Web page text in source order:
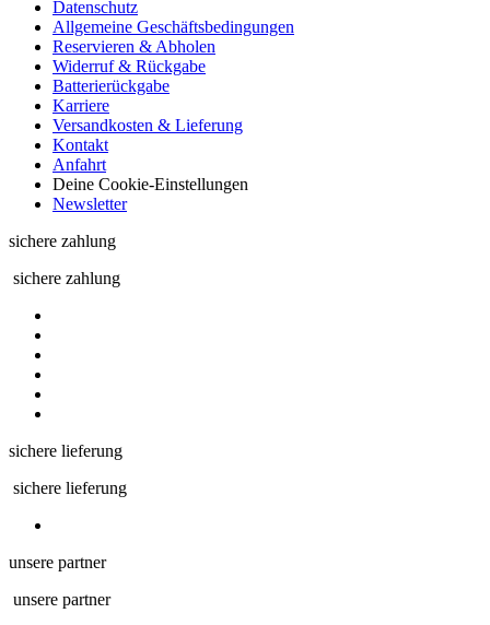
Datenschutz
Allgemeine Geschäftsbedingungen
Reservieren & Abholen
Widerruf & Rückgabe
Batterierückgabe
Karriere
Versandkosten & Lieferung
Kontakt
Anfahrt
Deine Cookie-Einstellungen
Newsletter
sichere zahlung
sichere zahlung
sichere lieferung
sichere lieferung
unsere partner
unsere partner